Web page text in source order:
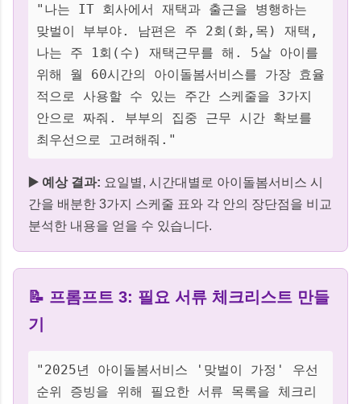
"나는 IT 회사에서 재택과 출근을 병행하는
맞벌이 부부야. 남편은 주 2회(화,목) 재택,
나는 주 1회(수) 재택근무를 해. 5살 아이를
위해 월 60시간의 아이돌봄서비스를 가장 효율
적으로 사용할 수 있는 주간 스케줄을 3가지
안으로 짜줘. 부부의 집중 근무 시간 확보를
최우선으로 고려해줘."
▶️ 예상 결과: 요일별, 시간대별로 아이돌봄서비스 시
간을 배분한 3가지 스케줄 표와 각 안의 장단점을 비교
분석한 내용을 얻을 수 있습니다.
📝 프롬프트 3: 필요 서류 체크리스트 만들
기
"2025년 아이돌봄서비스 '맞벌이 가정' 우선
순위 증빙을 위해 필요한 서류 목록을 체크리